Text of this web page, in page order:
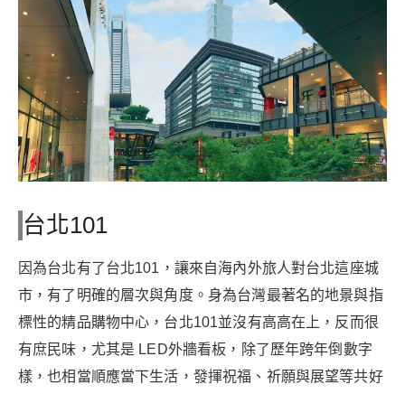
台北101
因為台北有了台北101，讓來自海內外旅人對台北這座城
市，有了明確的層次與角度。身為台灣最著名的地景與指
標性的精品購物中心，台北101並沒有高高在上，反而很
有庶民味，尤其是 LED外牆看板，除了歷年跨年倒數字
樣，也相當順應當下生活，發揮祝福、祈願與展望等共好